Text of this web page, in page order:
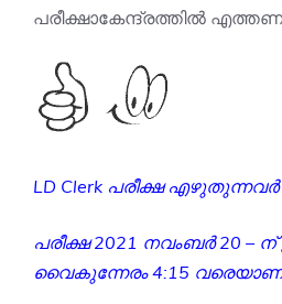
പരീക്ഷാകേന്ദ്രത്തിൽ
LD Clerk പരീക്ഷ എഴുതുന്നവർ
പരീക്ഷ 2021 നവംബർ 20 –
വൈകുന്നേരം 4:15